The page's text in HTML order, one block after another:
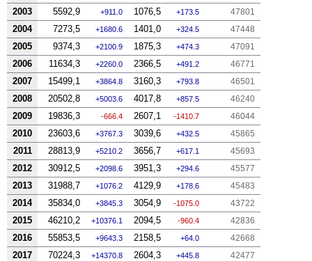
2003 5592,9 911.0 1076,5 173.5 47801
2004 7273,5 1680.6 1401,0 324.5 47448
2005 9374,3 2100.9 1875,3 474.3 47091
2006 11634,3 2260.0 2366,5 491.2 46771
2007 15499,1 3864.8 3160,3 793.8 46501
2008 20502,8 5003.6 4017,8 857.5 46240
2009 19836,3 -666.4 2607,1 -1410.7 46044
2010 23603,6 3767.3 3039,6 432.5 45865
2011 28813,9 5210.2 3656,7 617.1 45693
2012 30912,5 2098.6 3951,3 294.6 45577
2013 31988,7 1076.2 4129,9 178.6 45483
2014 35834,0 3845.3 3054,9 -1075.0 43722
2015 46210,2 10376.1 2094,5 -960.4 42836
2016 55853,5 9643.3 2158,5 64.0 42668
2017 70224,3 14370.8 2604,3 445.8 42477